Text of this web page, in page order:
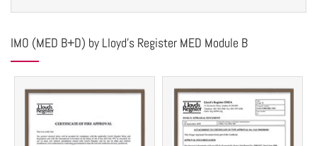
IMO (MED B+D) by Lloyd's Register MED Module B